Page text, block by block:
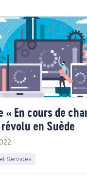
« En cours de
en Suède
Services